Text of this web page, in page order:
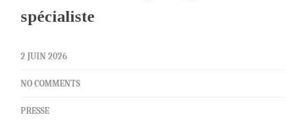
spécialiste
2 JUIN 2026
NO COMMENTS
PRESSE